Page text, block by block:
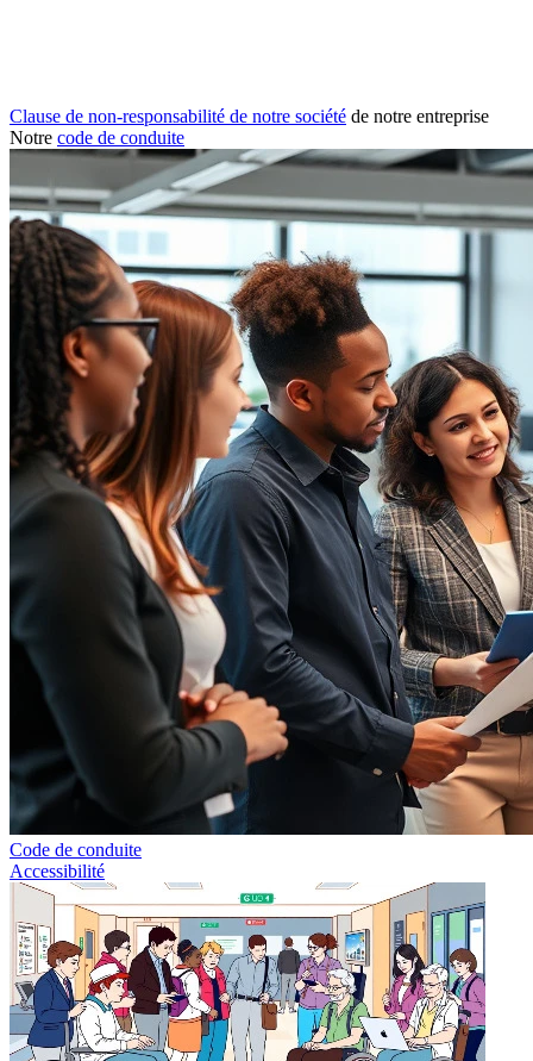
Clause de non-responsabilité de notre société de notre entreprise
Notre code de conduite
Code de conduite
Accessibilité